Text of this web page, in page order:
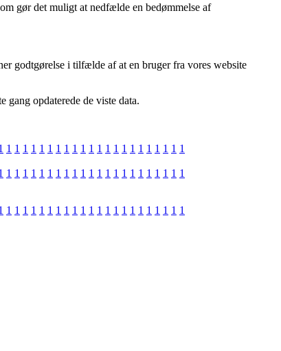
gør det muligt at nedfælde en bedømmelse af
godtgørelse i tilfælde af at en bruger fra vores website
opdaterede de viste data.
1 1 1 1 1 1 1 1 1 1 1 1 1 1 1 1 1 1 1 1 1 1
1 1 1 1 1 1 1 1 1 1 1 1 1 1 1 1 1 1 1 1 1 1
1 1 1 1 1 1 1 1 1 1 1 1 1 1 1 1 1 1 1 1 1 1